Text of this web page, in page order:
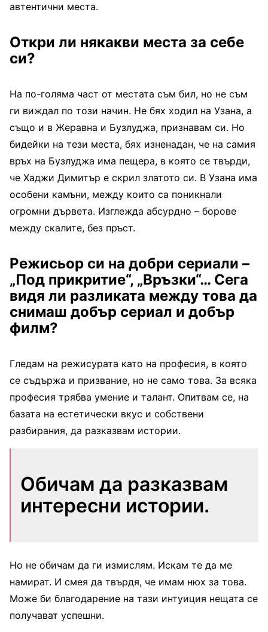
автентични места.
Откри ли някакви места за себе
си?
На по-голяма част от местата съм бил, но не съм
ги виждал по този начин. Не бях ходил на Узана, а
също и в Жеравна и Бузлуджа, признавам си. Но
бидейки на тези места, бях изненадан, че на самия
връх на Бузлуджа има пещера, в която се твърди,
че Хаджи Димитър е скрил златото си. В Узана има
особени камъни, между които са поникнали
огромни дървета. Изглежда абсурдно – борове
между скалите, без пръст.
Режисьор си на добри сериали –
„Под прикритие“, „Връзки“… Сега
видя ли разликата между това да
снимаш добър сериал и добър
филм?
Гледам на режисурата като на професия, в която
се съдържа и призвание, но не само това. За всяка
професия трябва умение и талант. Опитвам се, на
базата на естетически вкус и собствени
разбирания, да разказвам истории.
Обичам да разказвам
интересни истории.
Но не обичам да ги измислям. Искам те да ме
намират. И смея да твърдя, че имам нюх за това.
Може би благодарение на тази интуиция нещата се
получават успешни.